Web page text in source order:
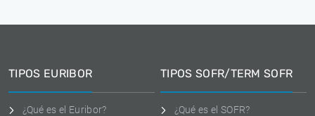
TIPOS EURIBOR
¿Qué es el Euribor?
TIPOS SOFR/TERM SOFR
¿Qué es el SOFR?